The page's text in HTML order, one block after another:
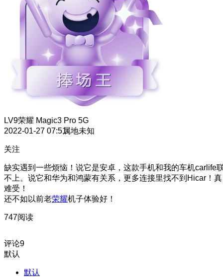
LV9荣耀 Magic3 Pro 5G
2022-01-27 07:51属地未知
关注
缺实遇到一些烦恼！ 说它是安卓，这款手机和我的车机carlife
不上。说它和华为和鸿蒙有关系，更多连接里找不到Hicar！真
难受！
还不如以前老荣耀机子体验好！
747阅读
评论9
默认
默认